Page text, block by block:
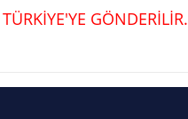
GÖNDERİLİR.